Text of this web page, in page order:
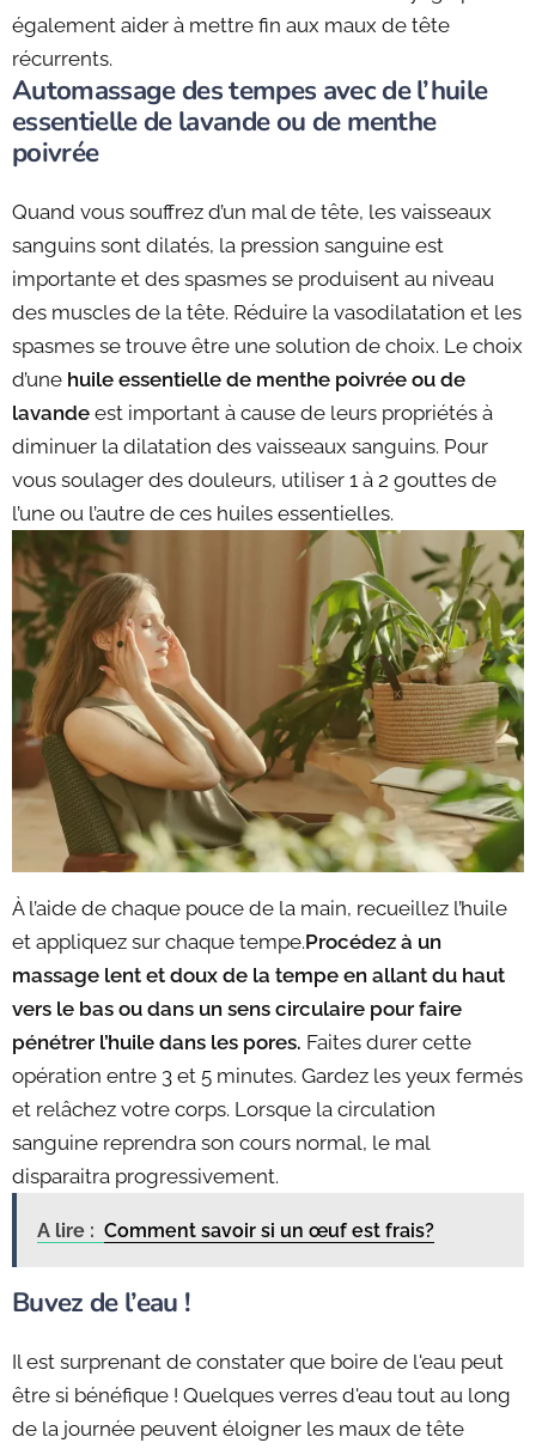
également aider à mettre fin aux maux de tête
récurrents.
Automassage des tempes avec de l’huile
essentielle de lavande ou de menthe
poivrée
Quand vous souffrez d’un mal de tête, les vaisseaux
sanguins sont dilatés, la pression sanguine est
importante et des spasmes se produisent au niveau
des muscles de la tête. Réduire la vasodilatation et les
spasmes se trouve être une solution de choix. Le choix
d’une huile essentielle de menthe poivrée ou de
lavande est important à cause de leurs propriétés à
diminuer la dilatation des vaisseaux sanguins. Pour
vous soulager des douleurs, utiliser 1 à 2 gouttes de
l’une ou l’autre de ces huiles essentielles.
À l’aide de chaque pouce de la main, recueillez l’huile
et appliquez sur chaque tempe.Procédez à un
massage lent et doux de la tempe en allant du haut
vers le bas ou dans un sens circulaire pour faire
pénétrer l’huile dans les pores. Faites durer cette
opération entre 3 et 5 minutes. Gardez les yeux fermés
et relâchez votre corps. Lorsque la circulation
sanguine reprendra son cours normal, le mal
disparaitra progressivement.
A lire : Comment savoir si un œuf est frais?
Buvez de l’eau !
Il est surprenant de constater que boire de l'eau peut
être si bénéfique ! Quelques verres d'eau tout au long
de la journée peuvent éloigner les maux de tête